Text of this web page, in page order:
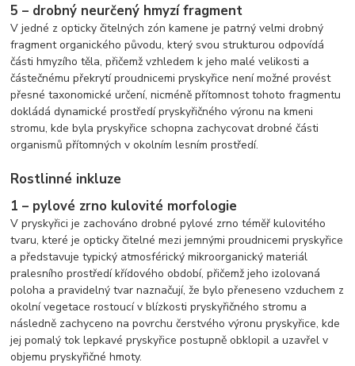
5 – drobný neurčený hmyzí fragment
V jedné z opticky čitelných zón kamene je patrný velmi drobný
fragment organického původu, který svou strukturou odpovídá
části hmyzího těla, přičemž vzhledem k jeho malé velikosti a
částečnému překrytí proudnicemi pryskyřice není možné provést
přesné taxonomické určení, nicméně přítomnost tohoto fragmentu
dokládá dynamické prostředí pryskyřičného výronu na kmeni
stromu, kde byla pryskyřice schopna zachycovat drobné části
organismů přítomných v okolním lesním prostředí.
Rostlinné inkluze
1 – pylové zrno kulovité morfologie
V pryskyřici je zachováno drobné pylové zrno téměř kulovitého
tvaru, které je opticky čitelné mezi jemnými proudnicemi pryskyřice
a představuje typický atmosférický mikroorganický materiál
pralesního prostředí křídového období, přičemž jeho izolovaná
poloha a pravidelný tvar naznačují, že bylo přeneseno vzduchem z
okolní vegetace rostoucí v blízkosti pryskyřičného stromu a
následně zachyceno na povrchu čerstvého výronu pryskyřice, kde
jej pomalý tok lepkavé pryskyřice postupně obklopil a uzavřel v
objemu pryskyřičné hmoty.